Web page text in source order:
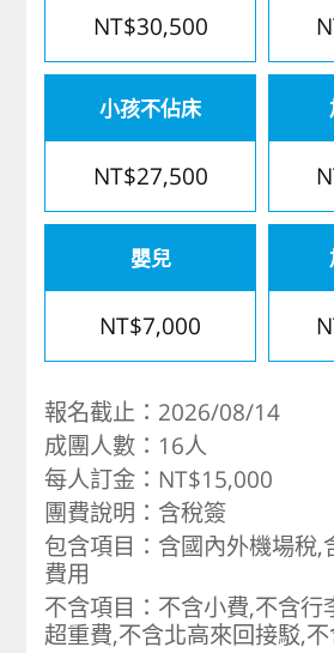
NT$30,500
小孩不佔床
NT$27,500
嬰兒
NT$7,000
報名截止：2026/08/14
成團人數：16人
每人訂金：NT$15,000
團費說明：含稅簽
包含項目：含國內外機場稅,
費用
不含項目：不含小費,不含行
超重費,不含北高來回接駁,